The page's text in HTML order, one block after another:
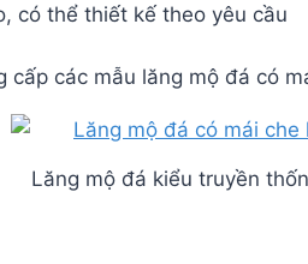
có thể thiết kế theo yêu cầu
cấp các mẫu lăng mộ đá có
Lăng mộ đá kiểu truyền